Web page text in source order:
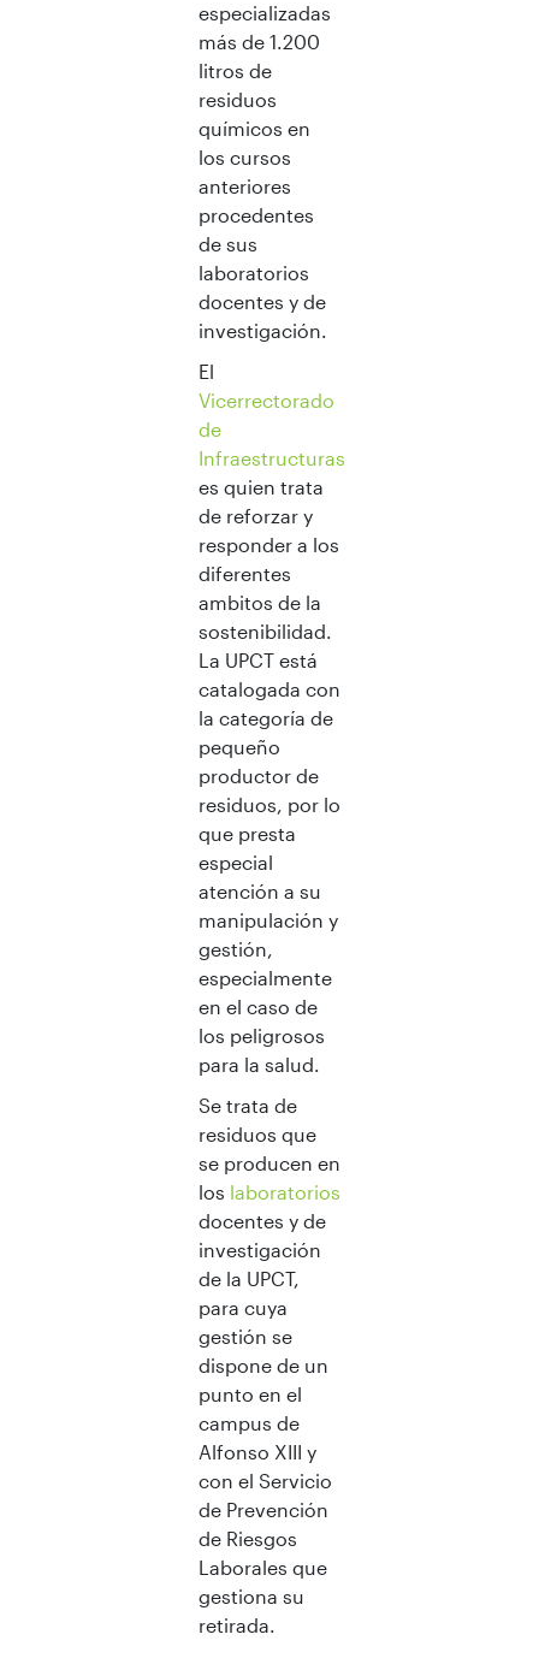
especializadas
más de 1.200
litros de
residuos
químicos en
los cursos
anteriores
procedentes
de sus
laboratorios
docentes y de
investigación.
El
Vicerrectorado
de
Infraestructuras
es quien trata
de reforzar y
responder a los
diferentes
ambitos de la
sostenibilidad.
La UPCT está
catalogada con
la categoría de
pequeño
productor de
residuos, por lo
que presta
especial
atención a su
manipulación y
gestión,
especialmente
en el caso de
los peligrosos
para la salud.
Se trata de
residuos que
se producen en
los laboratorios
docentes y de
investigación
de la UPCT,
para cuya
gestión se
dispone de un
punto en el
campus de
Alfonso XIII y
con el Servicio
de Prevención
de Riesgos
Laborales que
gestiona su
retirada.